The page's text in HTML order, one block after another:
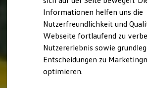
Reparatur & Service
Sommer-Special
Reparatur, Pflege &
Servicetermin anfragen
Service-Vorteile bei
ServicePlus
Economy Service
Räder & Reifen Service
Ersatzfahrzeuge
Informationen helfen uns die
Nutzerfreundlichkeit und
Webseite fortlaufend zu
Nutzererlebnis sowie
Entscheidungen zu
optimieren.